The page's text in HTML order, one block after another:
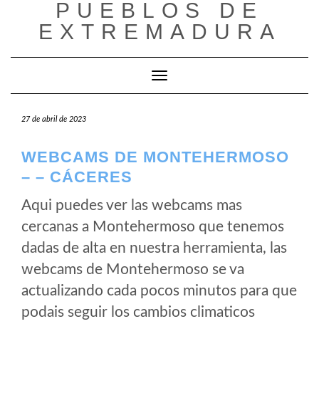
contenido
PUEBLOS DE
EXTREMADURA
Cambiar modo de navegación
27 de abril de 2023
WEBCAMS DE MONTEHERMOSO
– – CÁCERES
Aqui puedes ver las webcams mas
cercanas a Montehermoso que tenemos
dadas de alta en nuestra herramienta, las
webcams de Montehermoso se va
actualizando cada pocos minutos para que
podais seguir los cambios climaticos